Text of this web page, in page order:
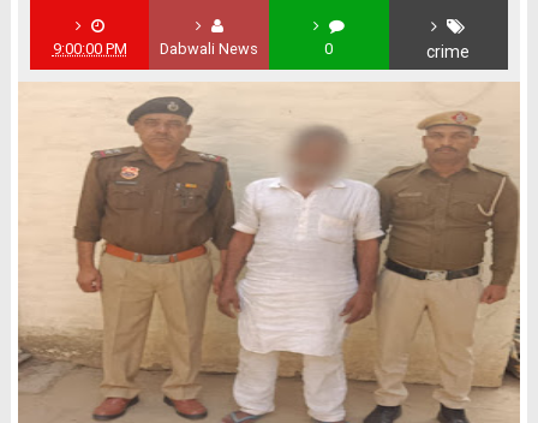
9:00:00 PM Dabwali News 0 crime